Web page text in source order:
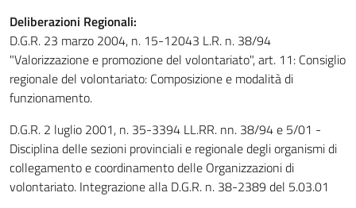
Deliberazioni Regionali:
D.G.R. 23 marzo 2004, n. 15-12043 L.R. n. 38/94
"Valorizzazione e promozione del volontariato", art. 11: Consiglio
regionale del volontariato: Composizione e modalità di
funzionamento.
D.G.R. 2 luglio 2001, n. 35-3394 LL.RR. nn. 38/94 e 5/01 -
Disciplina delle sezioni provinciali e regionale degli organismi di
collegamento e coordinamento delle Organizzazioni di
volontariato. Integrazione alla D.G.R. n. 38-2389 del 5.03.01